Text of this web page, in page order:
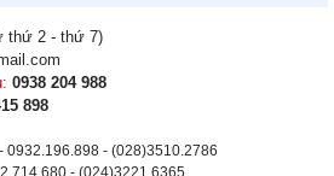
thứ 2 - thứ 7)
0938 204 988
898
- 0932.196.898 - (028)3510.2786
- (024)3221.6365